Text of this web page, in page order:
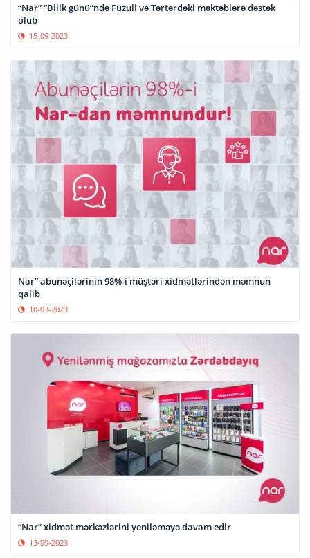
“Nar” “Bilik günü”ndə Füzuli və Tərtərdəki məktəblərə dəstək
olub
15-09-2023
Nar” abunəçilərinin 98%-i müştəri xidmətlərindən məmnun
qalıb
10-03-2023
“Nar” xidmət mərkəzlərini yeniləməyə davam edir
13-09-2023